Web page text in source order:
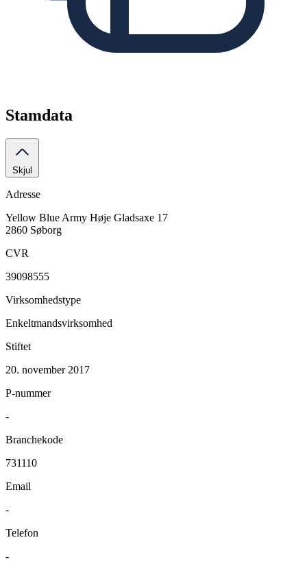
Stamdata
Skjul
Adresse
Yellow Blue Army Høje Gladsaxe 17
2860 Søborg
CVR
39098555
Virksomhedstype
Enkeltmandsvirksomhed
Stiftet
20. november 2017
P-nummer
-
Branchekode
731110
Email
-
Telefon
-